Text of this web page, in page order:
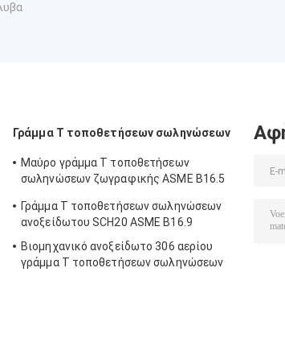
Γράμμα Τ τοποθετήσεων σωληνώσεων
Μαύρο γράμμα Τ τοποθετήσεων
σωληνώσεων ζωγραφικής ASME B16.5
Γράμμα Τ τοποθετήσεων σωληνώσεων
ανοξείδωτου SCH20 ASME B16.9
Βιομηχανικό ανοξείδωτο 306 αερίου
γράμμα Τ τοποθετήσεων σωληνώσεων